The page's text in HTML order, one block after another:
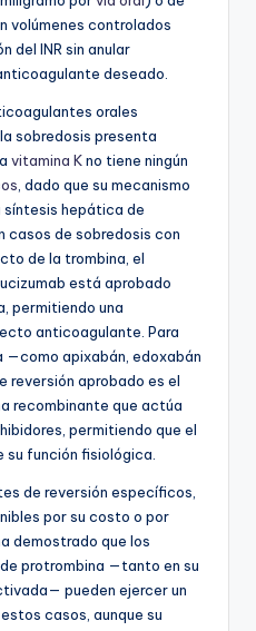
volúmenes controlados
del INR sin anular
deseado.
orales
sobredosis presenta
vitamina Kno tiene ningún
, dado que su mecanismo
síntesis hepática de
casos de sobredosis con
de la trombina, el
está aprobado
permitiendo una
anticoagulante. Para
—como apixabán, edoxabán
reversión aprobado es el
recombinante que actúa
permitiendo que el
función fisiológica.
de reversión específicos,
por su costo o por
demostrado que los
protrombina —tanto en su
pueden ejercer un
casos, aunque su